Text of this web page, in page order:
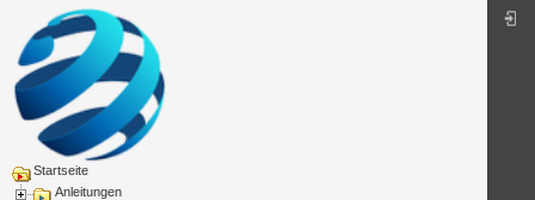
Startseite
Anleitungen